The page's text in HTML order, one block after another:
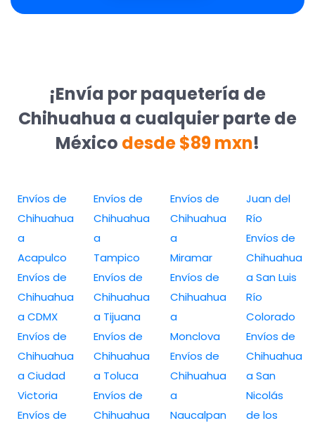
¡Envía por paquetería de
Chihuahua a cualquier parte de
México desde $89 mxn!
Envíos de
Chihuahua
a
Acapulco
Envíos de
Chihuahua
a CDMX
Envíos de
Chihuahua
a Ciudad
Victoria
Envíos de
Envíos de
Chihuahua
a
Tampico
Envíos de
Chihuahua
a Tijuana
Envíos de
Chihuahua
a Toluca
Envíos de
Chihuahua
Envíos de
Chihuahua
a
Miramar
Envíos de
Chihuahua
a
Monclova
Envíos de
Chihuahua
a
Naucalpan
Juan del
Río
Envíos de
Chihuahua
a San Luis
Río
Colorado
Envíos de
Chihuahua
a San
Nicolás
de los